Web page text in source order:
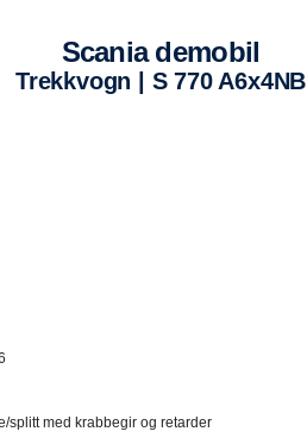
Scania demobil
Trekkvogn | S 770 A6x4NB​
splitt med krabbegir og retarder